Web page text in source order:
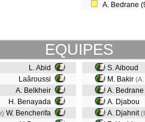
A. Bedrane
EQUIPES
L. Abid
Laâroussi
A. Belkheir
H. Benayada
W. Bencherifa
S. Aiboud
M. Bakir (A.
A. Bedrane
A. Djabou
A. Djahnit